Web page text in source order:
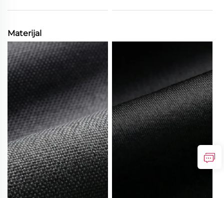
Materijal